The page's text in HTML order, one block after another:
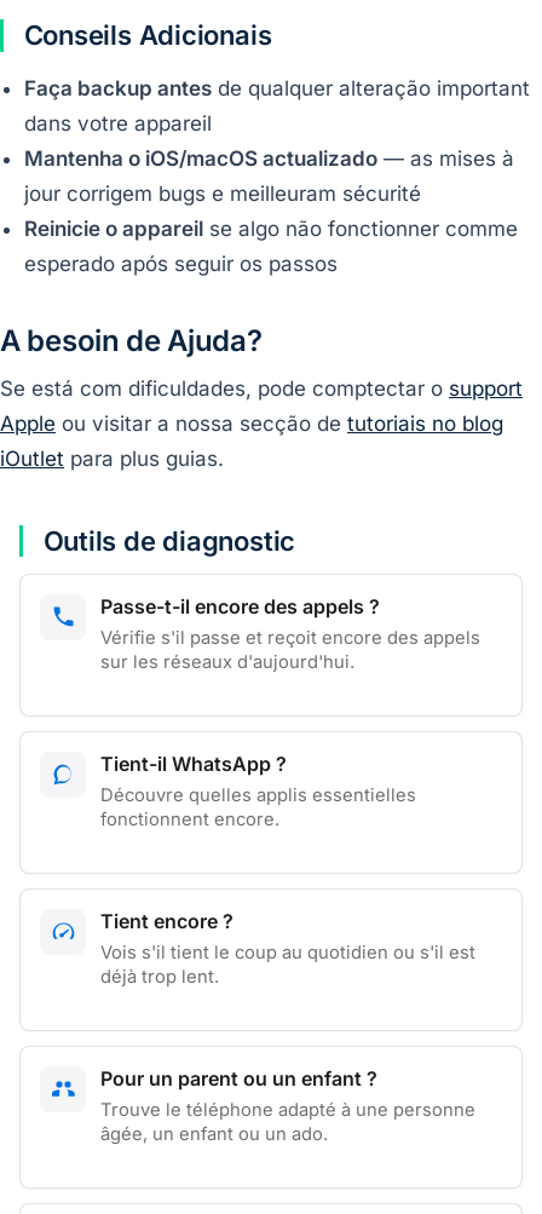
Conseils Adicionais
Faça backup antes de qualquer alteração important
dans votre appareil
Mantenha o iOS/macOS actualizado — as mises à
jour corrigem bugs e meilleuram sécurité
Reinicie o appareil se algo não fonctionner comme
esperado após seguir os passos
A besoin de Ajuda?
Se está com dificuldades, pode comptectar o support
Apple ou visitar a nossa secção de tutoriais no blog
iOutlet para plus guias.
Outils de diagnostic
Passe-t-il encore des appels ?
Vérifie s'il passe et reçoit encore des appels
sur les réseaux d'aujourd'hui.
Tient-il WhatsApp ?
Découvre quelles applis essentielles
fonctionnent encore.
Tient encore ?
Vois s'il tient le coup au quotidien ou s'il est
déjà trop lent.
Pour un parent ou un enfant ?
Trouve le téléphone adapté à une personne
âgée, un enfant ou un ado.